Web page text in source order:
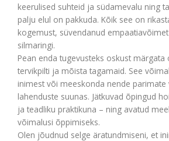
keerulised suhteid ja südamevalu ning
palju elul on pakkuda. Kõik see on
kogemust, süvendanud
silmaringi.
Pean enda tugevusteks oskust märgata
tervikpilti ja mõista tagamaid. See
inimest või meeskonda nende
lahenduste suunas. Jätkuvad õpingud
ja teadliku praktikuna – ning avatud
võimalusi õppimiseks.
Olen jõudnud selge äratundmiseni, et